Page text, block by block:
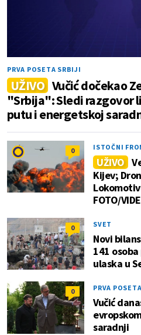
PRVA POSETA SRBIJI
UŽIVO Vučić dočekao
"Srbija": Sledi razgovor
putu i energetskoj
0 ISTOČNI
UŽIVO
Kijev;
FOTO/
0 SVET
Novi
141
ulaska u
0 PRVA
Vučić
saradnji